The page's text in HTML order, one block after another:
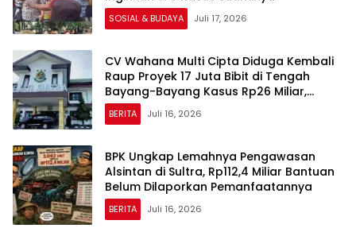
SOSIAL & BUDAYA Juli 17, 2026
CV Wahana Multi Cipta Diduga Kembali
Raup Proyek 17 Juta Bibit di Tengah
Bayang-Bayang Kasus Rp26 Miliar,
Kasipenkum: Kami Menunggu P21 dari
Polda Sultra
BERITA Juli 16, 2026
BPK Ungkap Lemahnya Pengawasan
Alsintan di Sultra, Rp112,4 Miliar Bantuan
Belum Dilaporkan Pemanfaatannya
BERITA Juli 16, 2026